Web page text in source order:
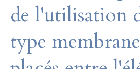
de l'utilisation
type